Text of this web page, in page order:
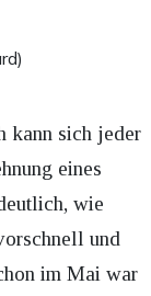
kann sich jeder
eines
wie
und
im Mai war